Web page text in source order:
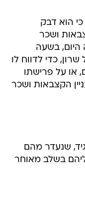
הוא דבק
ושכר
היום, בשעה
שרון, כדי לדווח לו
או על פרישתו
הקצבאות ושכר
שנעדר מהם
בשלב מאוחר